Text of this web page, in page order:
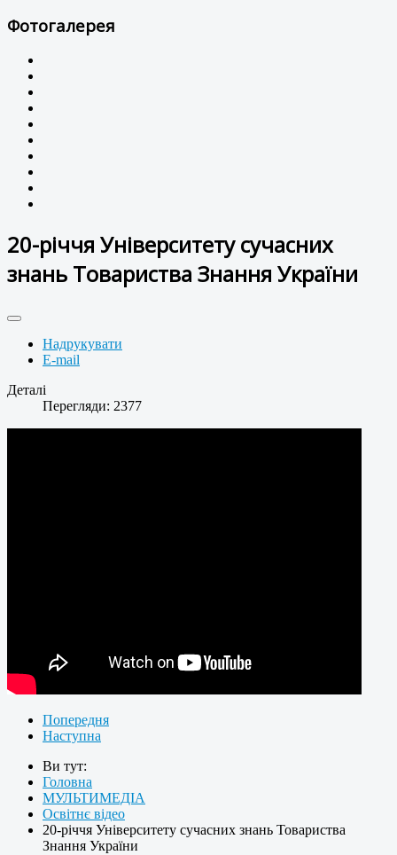
Фотогалерея
20-річчя Університету сучасних
знань Товариства Знання України
Надрукувати
E-mail
Деталі
Перегляди: 2377
Попередня
Наступна
Ви тут:
Головна
МУЛЬТИМЕДІА
Освітнє відео
20-річчя Університету сучасних знань Товариства
Знання України